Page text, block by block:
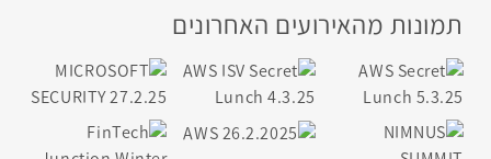
תמונות מהאירועים האחרונים